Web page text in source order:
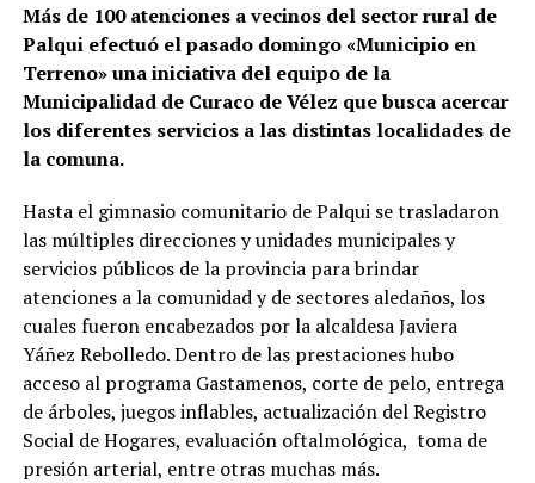
Más de 100 atenciones a vecinos del sector rural de
Palqui efectuó el pasado domingo «Municipio en
Terreno» una iniciativa del equipo de la
Municipalidad de Curaco de Vélez que busca acercar
los diferentes servicios a las distintas localidades de
la comuna.
Hasta el gimnasio comunitario de Palqui se trasladaron
las múltiples direcciones y unidades municipales y
servicios públicos de la provincia para brindar
atenciones a la comunidad y de sectores aledaños, los
cuales fueron encabezados por la alcaldesa Javiera
Yáñez Rebolledo. Dentro de las prestaciones hubo
acceso al programa Gastamenos, corte de pelo, entrega
de árboles, juegos inflables, actualización del Registro
Social de Hogares, evaluación oftalmológica, toma de
presión arterial, entre otras muchas más.